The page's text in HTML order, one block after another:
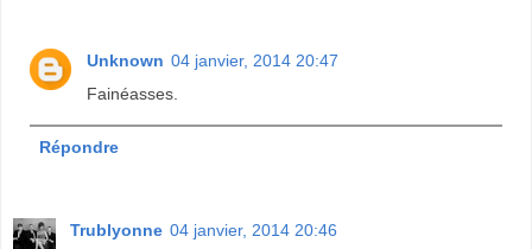
Unknown 04 janvier, 2014 20:47
Fainéasses.
Répondre
Trublyonne 04 janvier, 2014 20:46